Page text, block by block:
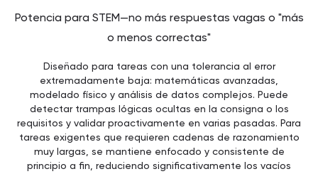
Potencia para STEM—no más respuestas vagas o "más
o menos correctas"
Diseñado para tareas con una tolerancia al error
extremadamente baja: matemáticas avanzadas,
modelado físico y análisis de datos complejos. Puede
detectar trampas lógicas ocultas en la consigna o los
requisitos y validar proactivamente en varias pasadas. Para
tareas exigentes que requieren cadenas de razonamiento
muy largas, se mantiene enfocado y consistente de
principio a fin, reduciendo significativamente los vacíos